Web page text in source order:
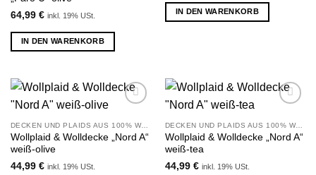
64,99 € inkl. 19% USt.
IN DEN WARENKORB
IN DEN WARENKORB
Wunschliste
hinzufügen
DECKEN UND PLAIDS AUS 100% WOLLE
Wollplaid & Wolldecke „Nord A“
weiß-olive
44,99 € inkl. 19% USt.
Wunschliste
hinzufügen
DECKEN UND PLAIDS AUS 100% WOLLE
Wollplaid & Wolldecke „Nord A“
weiß-tea
44,99 € inkl. 19% USt.